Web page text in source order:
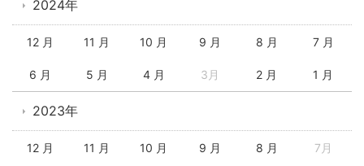
2024年
12 月 11 月 10 月 9 月 8 月 7 月
6 月 5 月 4 月 3月 2 月 1 月
2023年
12 月 11 月 10 月 9 月 8 月 7月